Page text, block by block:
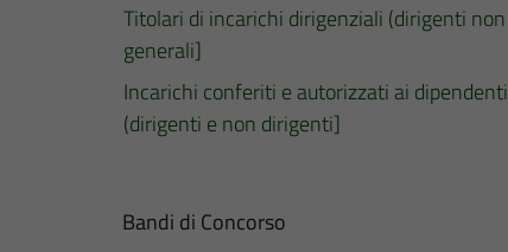
Titolari di incarichi dirigenziali (dirigenti non
generali]
Incarichi conferiti e autorizzati ai dipendenti
(dirigenti e non dirigenti]
Bandi di Concorso